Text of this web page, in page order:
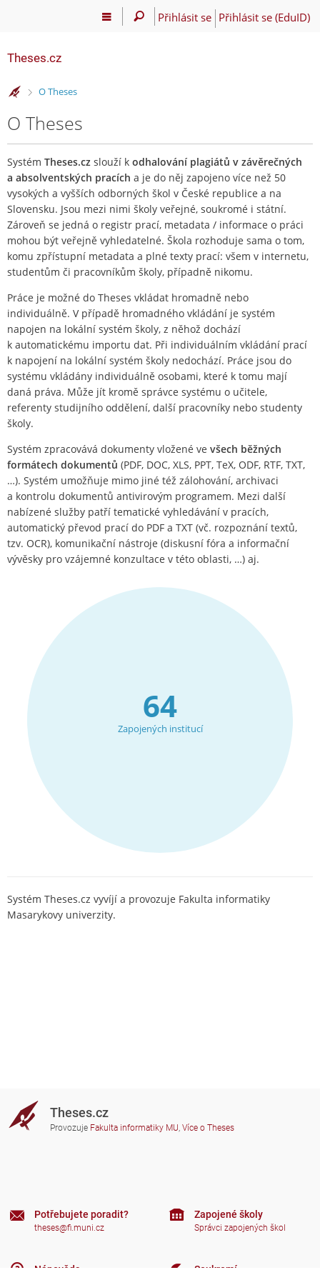
Přihlásit se Přihlásit se (EduID)
Theses.cz
>
O Theses
O Theses
Systém Theses.cz slouží k odhalování plagiátů v závěrečných
a absolventských pracích a je do něj zapojeno více než 50
vysokých a vyšších odborných škol v České republice a na
Slovensku. Jsou mezi nimi školy veřejné, soukromé i státní.
Zároveň se jedná o registr prací, metadata / informace o práci
mohou být veřejně vyhledatelné. Škola rozhoduje sama o tom,
komu zpřístupní metadata a plné texty prací: všem v internetu,
studentům či pracovníkům školy, případně nikomu.
Práce je možné do Theses vkládat hromadně nebo
individuálně. V případě hromadného vkládání je systém
napojen na lokální systém školy, z něhož dochází
k automatickému importu dat. Při individuálním vkládání prací
k napojení na lokální systém školy nedochází. Práce jsou do
systému vkládány individuálně osobami, které k tomu mají
daná práva. Může jít kromě správce systému o učitele,
referenty studijního oddělení, další pracovníky nebo studenty
školy.
Systém zpracovává dokumenty vložené ve všech běžných
formátech dokumentů (PDF, DOC, XLS, PPT, TeX, ODF, RTF, TXT,
…). Systém umožňuje mimo jiné též zálohování, archivaci
a kontrolu dokumentů antivirovým programem. Mezi další
nabízené služby patří tematické vyhledávání v pracích,
automatický převod prací do PDF a TXT (vč. rozpoznání textů,
tzv. OCR), komunikační nástroje (diskusní fóra a informační
vývěsky pro vzájemné konzultace v této oblasti, …) aj.
64
Zapojených institucí
Systém Theses.cz vyvíjí a provozuje Fakulta informatiky
Masarykovy univerzity.
Theses.cz
Provozuje Fakulta informatiky MU, Více o Theses
Potřebujete poradit?
theses@fi.muni.cz
Nápověda
Zapojené školy
Správci zapojených škol
Soukromí